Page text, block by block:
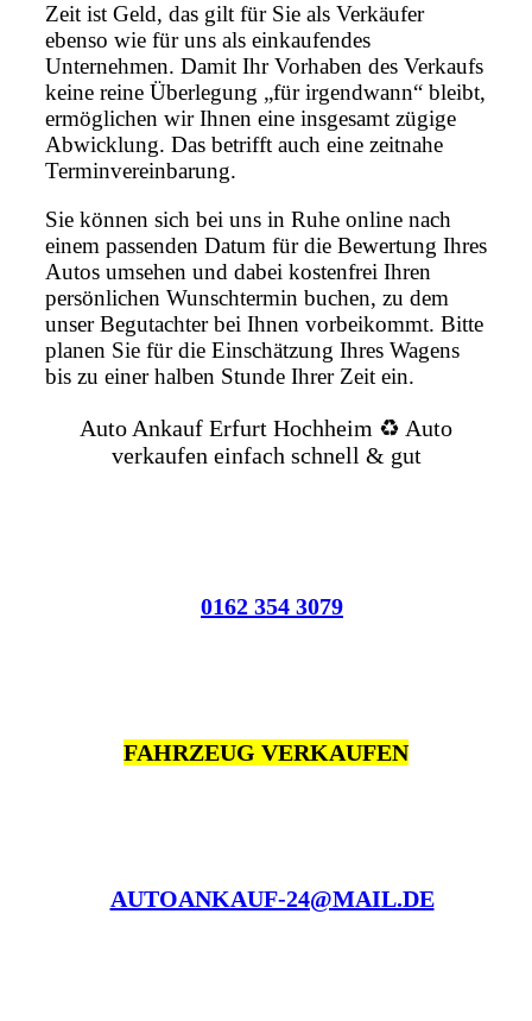
Zeit ist Geld, das gilt für Sie als Verkäufer
ebenso wie für uns als einkaufendes
Unternehmen. Damit Ihr Vorhaben des Verkaufs
keine reine Überlegung „für irgendwann“ bleibt,
ermöglichen wir Ihnen eine insgesamt zügige
Abwicklung. Das betrifft auch eine zeitnahe
Terminvereinbarung.
Sie können sich bei uns in Ruhe online nach
einem passenden Datum für die Bewertung Ihres
Autos umsehen und dabei kostenfrei Ihren
persönlichen Wunschtermin buchen, zu dem
unser Begutachter bei Ihnen vorbeikommt. Bitte
planen Sie für die Einschätzung Ihres Wagens
bis zu einer halben Stunde Ihrer Zeit ein.
Auto Ankauf Erfurt Hochheim ♻️ Auto
verkaufen einfach schnell & gut
0162 354 3079
FAHRZEUG VERKAUFEN
AUTOANKAUF-24@MAIL.DE